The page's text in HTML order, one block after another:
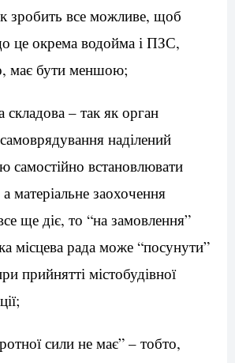
зробить все можливе, щоб
це окрема водойма і ПЗС,
має бути меншою;
складова – так як орган
наділений
самостійно встановлювати
матеріальне заохочення
ще діє, то “на замовлення”
місцева рада може “посунути”
прийнятті містобудівної
сили не має” – тобто,